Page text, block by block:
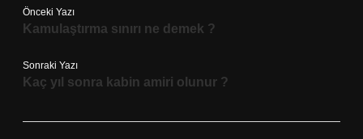
Önceki Yazı
Kamulaştırma sınırı ne demek ?
Sonraki Yazı
Kaç yıl sonra kabin amiri olunur ?